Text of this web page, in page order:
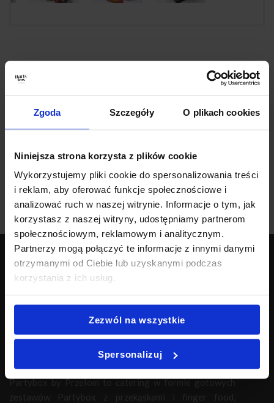
Zgoda Szczegóły O plikach cookies
Niniejsza strona korzysta z plików cookie
Wykorzystujemy pliki cookie do spersonalizowania treści
i reklam, aby oferować funkcje społecznościowe i
analizować ruch w naszej witrynie. Informacje o tym, jak
korzystasz z naszej witryny, udostępniamy partnerom
społecznościowym, reklamowym i analitycznym.
Partnerzy mogą połączyć te informacje z innymi danymi
otrzymanymi od Ciebie lub uzyskanymi podczas
korzystania z ich usług.
Zezwól na wszystkie
Spersonalizuj
Partybox by Przełom to catering w formie gotowych
zestawów Partybox z przekąskami i finger food,